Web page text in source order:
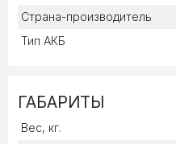
Страна-производитель
Тип АКБ
ГАБАРИТЫ
Вес, кг.